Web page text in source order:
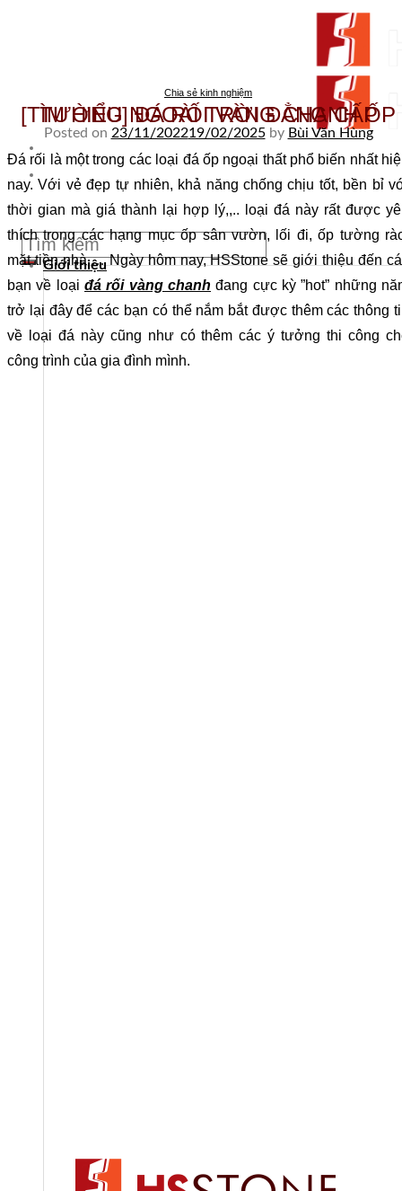
Tìm kiếm:
Giới thiệu
Chia sẻ kinh nghiệm
[TÌM HIỂU] ĐÁ RỐI VÀNG CHANH ỐP TƯỜNG NGOÀI TRỜI ĐẲNG CẤP
Posted on 23/11/202219/02/2025by Bùi Văn Hùng
Đá rối là một trong các loại đá ốp ngoại thất phổ biến nhất
nay. Với vẻ đẹp tự nhiên, khả năng chống chịu tốt, bền bỉ
thời gian mà giá thành lại hợp lý,,.. loại đá này rất được
thích trong các hạng mục ốp sân vườn, lối đi, ốp tường
mặt tiền nhà,… Ngày hôm nay, HSStone sẽ giới thiệu đến
bạn về loại đá rối vàng chanh đang cực kỳ ”hot” những
trở lại đây để các bạn có thể nắm bắt được thêm các thông
về loại đá này cũng như có thêm các ý tưởng thi công
công trình của gia đình mình.